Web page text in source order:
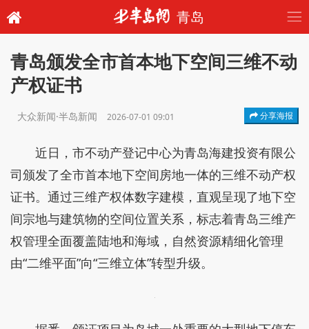
青岛
青岛颁发全市首本地下空间三维不动
产权证书
大众新闻·半岛新闻 2026-07-01 09:01 分享海报
近日，市不动产登记中心为青岛海建投资有限公
司颁发了全市首本地下空间房地一体的三维不动产权
证书。通过三维产权体数字建模，直观呈现了地下空
间宗地与建筑物的空间位置关系，标志着青岛三维产
权管理全面覆盖陆地和海域，自然资源精细化管理
由“二维平面”向“三维立体”转型升级。